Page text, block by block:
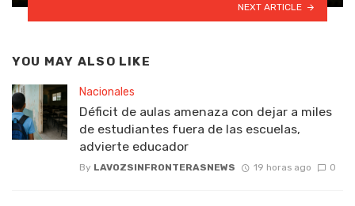
NEXT ARTICLE
YOU MAY ALSO LIKE
Nacionales
Déficit de aulas amenaza con dejar a miles
de estudiantes fuera de las escuelas,
advierte educador
By LAVOZSINFRONTERASNEWS 19 horas ago 0